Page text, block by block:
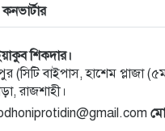
বাড়ির বাইরে পড়েছিল যুবকের
পরীক্ষা চালিয়েছে উত্তর
কনভার্টার
শিকদার।
(সিটি বাইপাস, হাশেম প্লাজা
রাজশাহী।